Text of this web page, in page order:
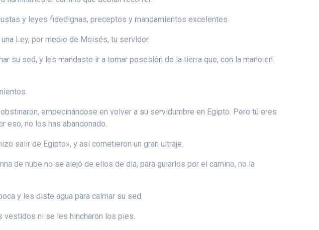
y leyes fidedignas, preceptos y mandamientos excelentes.
Ley, por medio de Moisés, tu servidor.
su sed, y les mandaste ir a tomar posesión de la tierra que, con la mano en
empecinándose en volver a su servidumbre en Egipto. Pero tú eres
eso, no los has abandonado.
salir de Egipto», y así cometieron un gran ultraje.
de nube no se alejó de ellos de día, para guiarlos por el camino, no la
y les diste agua para calmar su sed.
vestidos ni se les hincharon los pies.